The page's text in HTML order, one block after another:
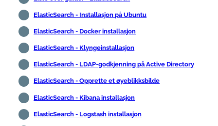
ElasticSearch - Installasjon på Ubuntu
ElasticSearch - Docker installasjon
ElasticSearch - Klyngeinstallasjon
ElasticSearch - LDAP-godkjenning på Active Directory
ElasticSearch - Opprette et øyeblikksbilde
ElasticSearch - Kibana installasjon
ElasticSearch - Logstash installasjon